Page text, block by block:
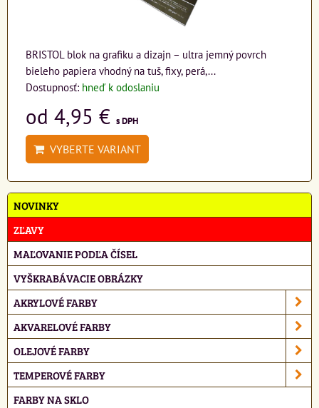
BRISTOL blok na grafiku a dizajn – ultra jemný povrch
bieleho papiera vhodný na tuš, fixy, perá,...
Dostupnosť: hneď k odoslaniu
od 4,95 € s DPH
VYBERTE VARIANT
NOVINKY
ZĽAVY
MAĽOVANIE PODĽA ČÍSEL
VYŠKRABÁVACIE OBRÁZKY
AKRYLOVÉ FARBY
AKVARELOVÉ FARBY
OLEJOVÉ FARBY
TEMPEROVÉ FARBY
FARBY NA SKLO